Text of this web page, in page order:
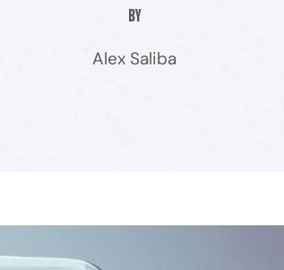
By
Alex Saliba